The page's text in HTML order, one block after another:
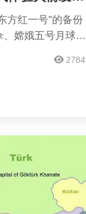
方红一号”的备份
嫦娥五号月球样
国航天博物馆
貌、全方位展示
技术及文化的平